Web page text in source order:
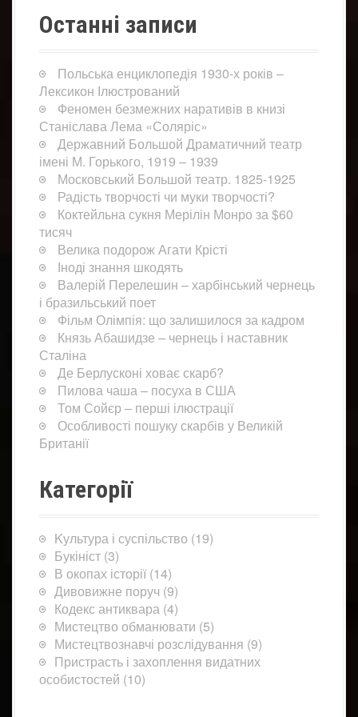
Останні записи
Польська енциклопедія 1930-х років –
Лексикон Ілюстрований
Феномен безмежних наративів в книзі
Станіслава Лема «Соляріс»
Державний Большой Драматичний театр
імені М. Горького, 1919 – 1939
Московський Большой театр. 1825-1925
Радість творчості чи муки творчості?
Коктейльна сукня Мерілін Монро за $60
тисяч
Велика подорож Агати Крісті
Іноді знання шкодять
Валерій Перелешин – харбінський чернець
і бразильський поет
Фільм Олімпія: що залишилося за кадром
Князь Абашидзе – чернець і наставник
Сталіна
Де Берлусконі ховає скарб?
Пилова чаша – посуха в США
Том Сойєр – перші ілюстрації
Особливості пошуку скарбів у Великій
Британії
Категорії
Kультура і суспільство (19)
Букініст (3)
В окопах історії(14)
Дивовижне поруч (9)
Кодекс антиквара (4)
Мистецтво обманювати (5)
Мистецтвознавчі розслідування (9)
Пристрасть і захоплення видатних
особистостей (10)